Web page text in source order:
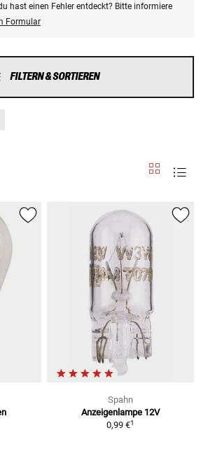
hast einen Fehler entdeckt? Bitte informiere
Formular
FILTERN & SORTIEREN
Spahn
Anzeigenlampe 12V
0,99 €1